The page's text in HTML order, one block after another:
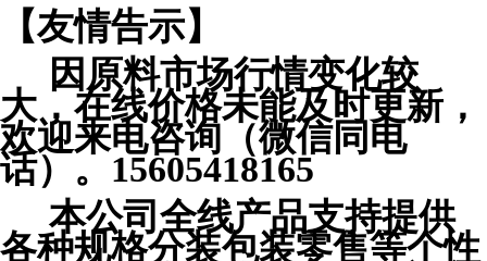
【友情告示】
因原料市场行情变化较
大，在线价格未能及时更新，
欢迎来电咨询（微信同电
话）。15605418165
本公司全线产品支持提供
各种规格分装包装零售等个性